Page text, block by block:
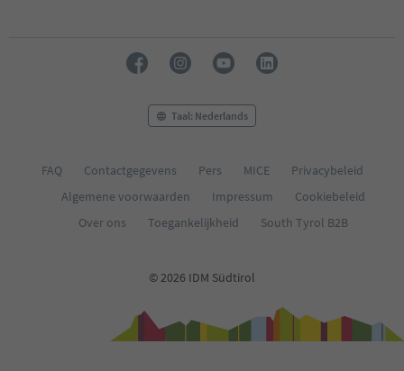
Taal: Nederlands
FAQ Contactgegevens Pers MICE
Privacybeleid
Algemene voorwaarden
Impressum
Cookiebeleid
Over ons
Toegankelijkheid South Tyrol B2B
© 2026 IDM Südtirol